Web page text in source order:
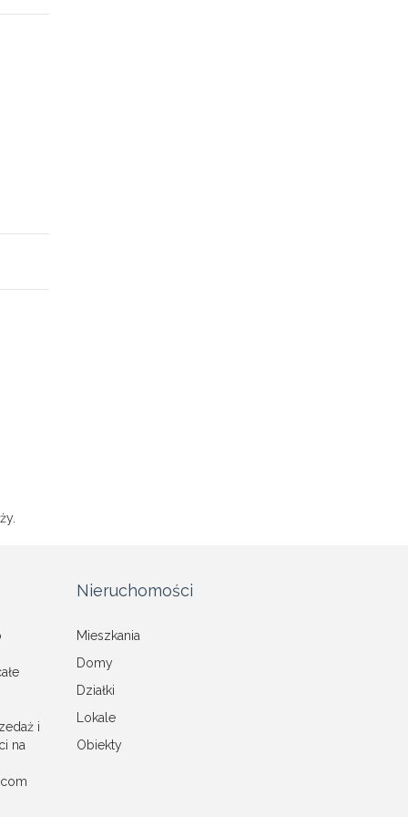
i
na
Nieruchomości
Mieszkania
Domy
Działki
Lokale
Obiekty